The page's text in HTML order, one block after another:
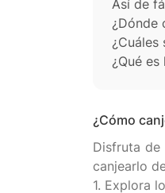
Así de
¿Dónde
¿Qué
¿Cómo
Disfruta
canjearlo
1. Explora